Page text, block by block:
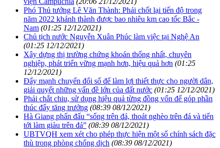
Phó Thủ tướng Lê Văn Thành: Phải chốt lại tiến độ trong
năm 2022 khánh thành được bao nhiêu km cao tốc Bắc -
Nam (01:25 12/12/2021)
Chủ tịch nước Nguyễn Xuân Phúc làm việc tại Nghệ An
(01:25 12/12/2021)
Xây dựng thị trường chứng khoán thống nhất, chuyên
nghiệp, phát triển vững mạnh hơn, hiệu quả hơn (01:25
12/12/2021)
Đẩy mạnh chuyển đổi số để làm lợi thiết thực cho người dân,
giải quyết những vấn đề lớn của đất nước (01:25 12/12/2021)
Phải chắt chiu, sử dụng hiệu quả từng đồng vốn để góp phần
thúc đẩy tăng trưởng (08:39 08/12/2021)
Hà Giang phấn đấu “sống trên đá, thoát nghèo trên đá và tiến
tới làm giàu trên đá” (08:39 08/12/2021)
UBTVQH xem xét cho phép thực hiện một số chính sách đặc
thù trong phòng chống dịch (08:39 08/12/2021)